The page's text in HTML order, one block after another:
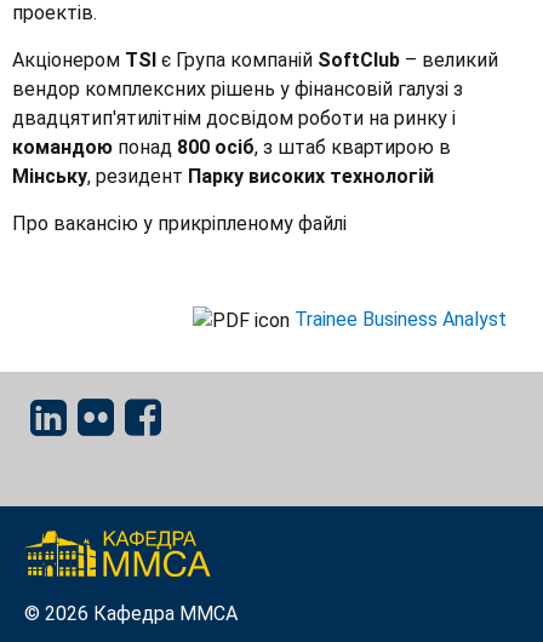
проектів.
Акціонером TSI є Група компаній SoftClub – великий
вендор комплексних рішень у фінансовій галузі з
двадцятип'ятилітнім досвідом роботи на ринку і
командою понад 800 осіб, з штаб квартирою в
Мінську, резидент Парку високих технологій
Про вакансію у прикріпленому файлі
Trainee Business Analyst
© 2026 Кафедра ММСА